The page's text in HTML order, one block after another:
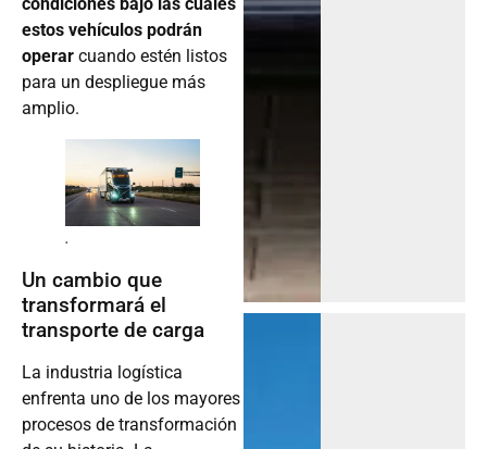
condiciones bajo las cuales
estos vehículos podrán
operar cuando estén listos
para un despliegue más
amplio.
.
Un cambio que
transformará el
transporte de carga
La industria logística
enfrenta uno de los mayores
procesos de transformación